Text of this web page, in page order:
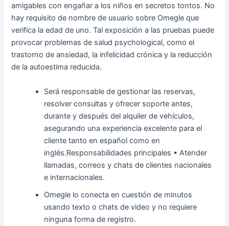
amigables con engañar a los niños en secretos tontos. No
hay requisito de nombre de usuario sobre Omegle que
verifica la edad de uno. Tal exposición a las pruebas puede
provocar problemas de salud psychological, como el
trastorno de ansiedad, la infelicidad crónica y la reducción
de la autoestima reducida.
Será responsable de gestionar las reservas,
resolver consultas y ofrecer soporte antes,
durante y después del alquiler de vehículos,
asegurando una experiencia excelente para el
cliente tanto en español como en
inglés.Responsabilidades principales • Atender
llamadas, correos y chats de clientes nacionales
e internacionales.
Omegle lo conecta en cuestión de minutos
usando texto o chats de video y no requiere
ninguna forma de registro.